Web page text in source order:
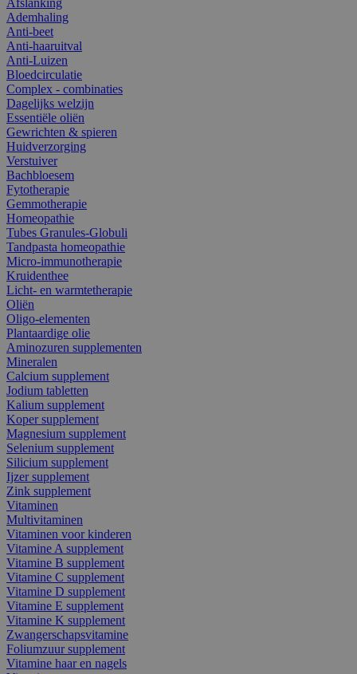
Ademhaling
Anti-beet
Anti-haaruitval
Anti-Luizen
Bloedcirculatie
Complex - combinaties
Dagelijks welzijn
Essentiële oliën
Gewrichten & spieren
Huidverzorging
Verstuiver
Bachbloesem
Fytotherapie
Gemmotherapie
Homeopathie
Tubes Granules-Globuli
Tandpasta homeopathie
Micro-immunotherapie
Kruidenthee
Licht- en warmtetherapie
Oliën
Oligo-elementen
Plantaardige olie
Aminozuren supplementen
Mineralen
Calcium supplement
Jodium tabletten
Kalium supplement
Koper supplement
Magnesium supplement
Selenium supplement
Silicium supplement
Ijzer supplement
Zink supplement
Vitaminen
Multivitaminen
Vitaminen voor kinderen
Vitamine A supplement
Vitamine B supplement
Vitamine C supplement
Vitamine D supplement
Vitamine E supplement
Vitamine K supplement
Zwangerschapsvitamine
Foliumzuur supplement
Vitamine haar en nagels